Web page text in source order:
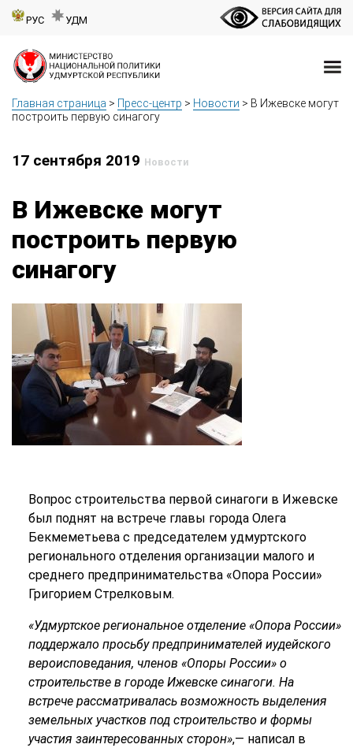
РУС УДМ
Главная страница > Пресс-центр > Новости > В Ижевске могут
построить первую синагогу
17 сентября 2019 Новости
В Ижевске могут
построить первую
синагогу
Вопрос строительства первой синагоги в Ижевске
был поднят на встрече главы города Олега
Бекмеметьева с председателем удмуртского
регионального отделения организации малого и
среднего предпринимательства «Опора России»
Григорием Стрелковым.
«Удмуртское региональное отделение «Опора России»
поддержало просьбу предпринимателей иудейского
вероисповедания, членов «Опоры России» о
строительстве в городе Ижевске синагоги. На
встрече рассматривалась возможность выделения
земельных участков под строительство и формы
участия заинтересованных сторон»,— написал в